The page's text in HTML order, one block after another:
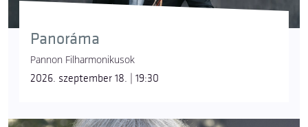
Panoráma
Pannon Filharmonikusok
2026. szeptember 18. | 19:30